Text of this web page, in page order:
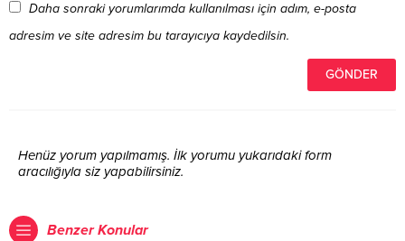
Daha sonraki yorumlarımda kullanılması için adım, e-posta
adresim ve site adresim bu tarayıcıya kaydedilsin.
Henüz yorum yapılmamış. İlk yorumu yukarıdaki form
aracılığıyla siz yapabilirsiniz.
Benzer Konular